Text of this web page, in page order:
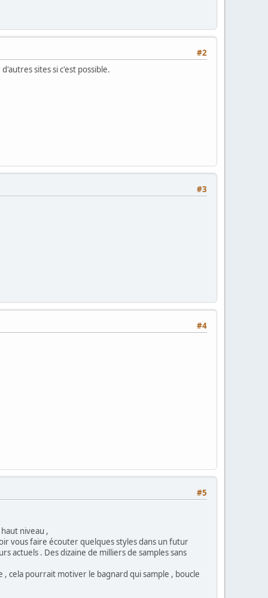
#2
sites si c'est possible.
#3
#4
#5
niveau ,
vous faire écouter quelques styles dans un futur
actuels . Des dizaine de milliers de samples sans
, cela pourrait motiver le bagnard qui sample , boucle